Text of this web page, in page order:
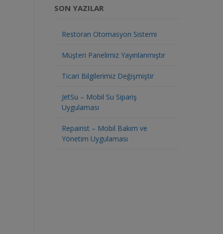
SON YAZILAR
Restoran Otomasyon Sistemi
Müşteri Panelimiz Yayınlanmıştır
Ticari Bilgilerimiz Değişmiştir
JetSu – Mobil Su Sipariş
Uygulaması
Repairist – Mobil Bakım ve
Yönetim Uygulaması